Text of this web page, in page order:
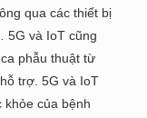
qua các thiết bị
5G và IoT cũng
phẫu thuật từ
trợ. 5G và IoT
khỏe của bệnh